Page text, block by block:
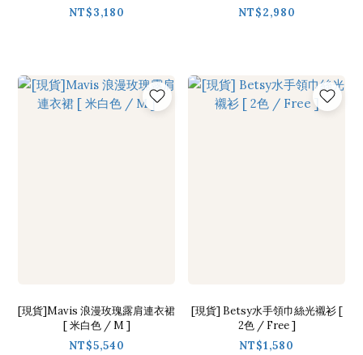
NT$3,180
NT$2,980
[現貨]Mavis 浪漫玫瑰露肩連衣裙
[ 米白色 / M ]
NT$5,540
[現貨] Betsy水手領巾絲光襯衫 [
2色 / Free ]
NT$1,580